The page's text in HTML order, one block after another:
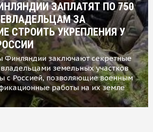
ЗАПЛАТЯТ ПО 750
ЗА
СТРОИТЬ УКРЕПЛЕНИЯ У
Финляндии заключают секретные
земельных участков
с Россией, позволяющие военным
работы на их земле